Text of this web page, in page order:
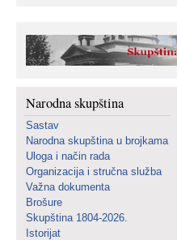
Narodna skupština
Sastav
Narodna skupština u brojkama
Uloga i način rada
Organizacija i stručna služba
Važna dokumenta
Brošure
Skupština 1804-2026.
Istorijat